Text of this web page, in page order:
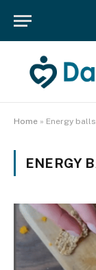
Home » Energy balls
ENERGY